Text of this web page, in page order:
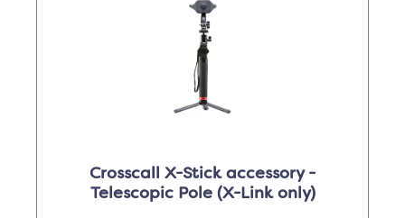
Crosscall X-Stick accessory -
Telescopic Pole (X-Link only)